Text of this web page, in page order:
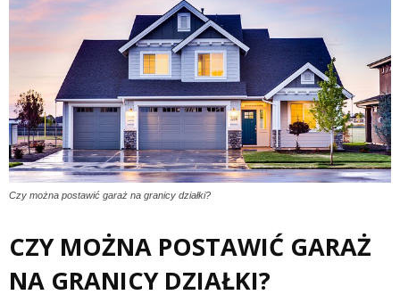
Czy można postawić garaż na granicy działki?
CZY MOŻNA POSTAWIĆ GARAŻ
NA GRANICY DZIAŁKI?